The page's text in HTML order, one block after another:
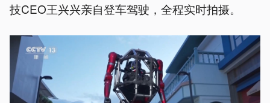
技CEO王兴兴亲自登车驾驶，全程实时拍摄。